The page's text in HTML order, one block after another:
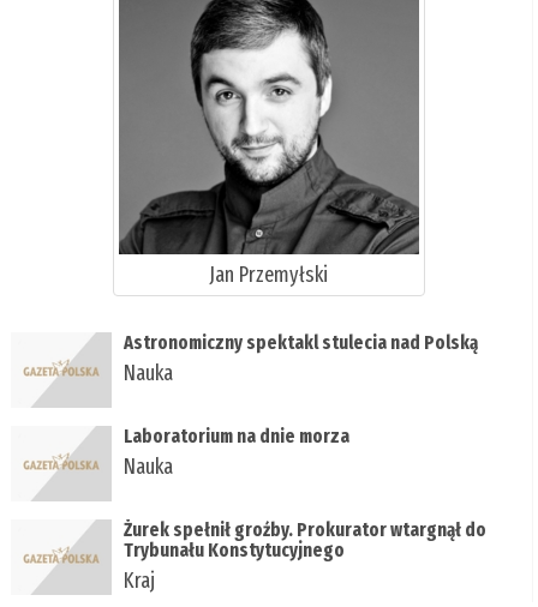
Jan Przemyłski
Astronomiczny spektakl stulecia nad Polską
Nauka
Laboratorium na dnie morza
Nauka
Żurek spełnił groźby. Prokurator wtargnął do
Trybunału Konstytucyjnego
Kraj